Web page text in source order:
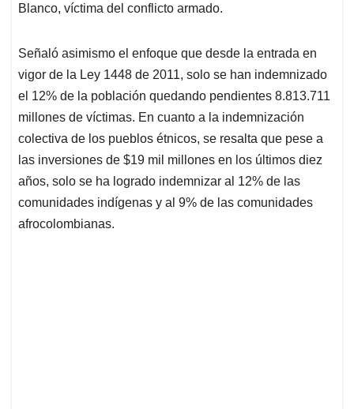
Blanco, víctima del conflicto armado.
Señaló asimismo el enfoque que desde la entrada en
vigor de la Ley 1448 de 2011, solo se han indemnizado
el 12% de la población quedando pendientes 8.813.711
millones de víctimas. En cuanto a la indemnización
colectiva de los pueblos étnicos, se resalta que pese a
las inversiones de $19 mil millones en los últimos diez
años, solo se ha logrado indemnizar al 12% de las
comunidades indígenas y al 9% de las comunidades
afrocolombianas.